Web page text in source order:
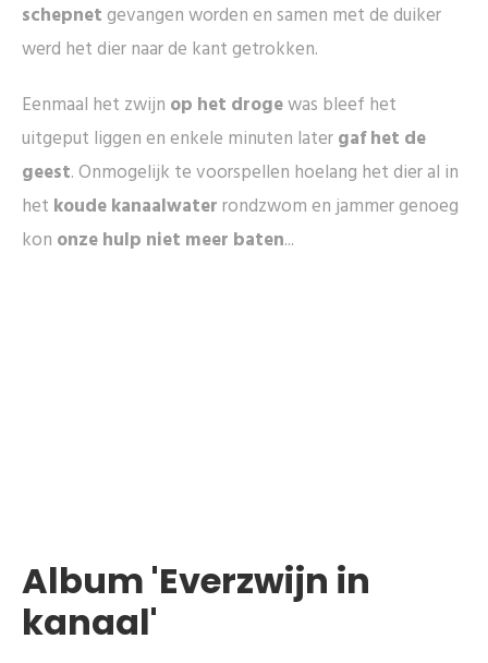
schepnetgevangen worden en samen met de duiker
werd het dier naar de kant getrokken.
Eenmaal het zwijn op het drogewas bleef het
uitgeput liggen en enkele minuten latergaf het de
geest. Onmogelijk te voorspellen hoelang het dier al in
het koude kanaalwaterrondzwom en jammer genoeg
kon onze hulp niet meer baten...
Album 'Everzwijn in
kanaal'